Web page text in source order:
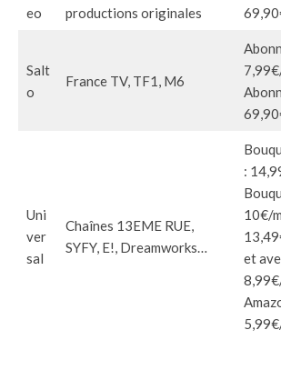
eo
productions originales
Salt
o
France TV, TF1, M6
Uni
ver
sal
Chaînes 13EME RUE,
SYFY, E!, Dreamworks…
:
10€/
et